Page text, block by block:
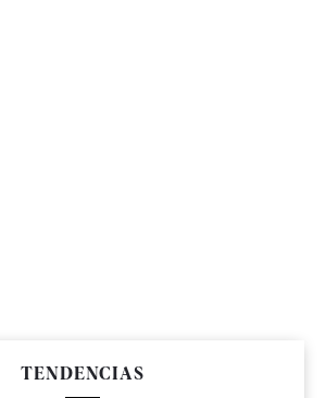
TENDENCIAS